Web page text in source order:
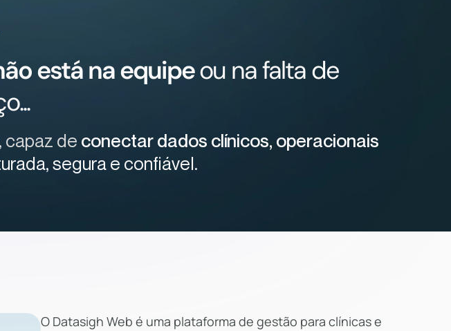
está na equipeou na falta de
capaz de conectar dados clínicos, operacionais
segura e confiável.
O Datasigh Web é uma plataforma de gestão para clínicas e